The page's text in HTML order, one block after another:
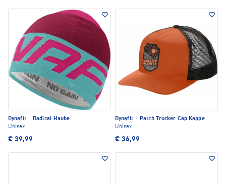
Dynafit · Radical Haube
Unisex
€ 39,99
Dynafit · Patch Trucker Cap Kappe
Unisex
€ 36,99